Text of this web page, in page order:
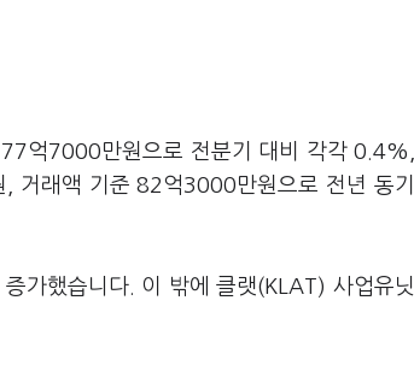
억7000만원으로 전분기 대비 각각 0.4%,
거래액 기준 82억3000만원으로 전년 동기
가했습니다. 이 밖에 클랫(KLAT) 사업유닛